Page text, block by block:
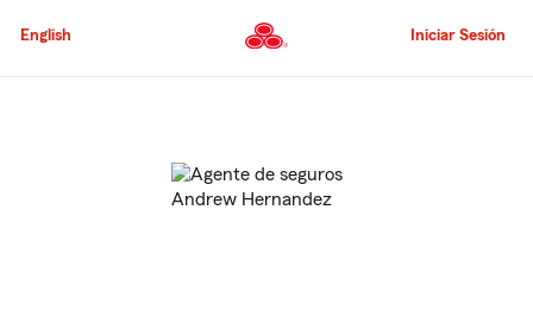
al
principal
English Iniciar Sesión